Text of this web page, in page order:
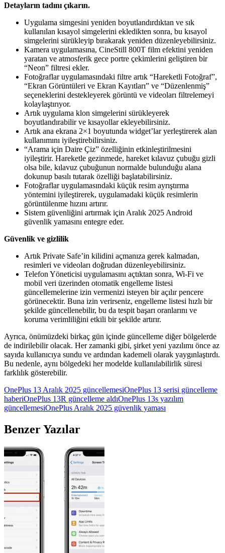
Detayların tadını çıkarın.
Uygulama simgesini yeniden boyutlandırdıktan ve sık
kullanılan kısayol simgelerini ekledikten sonra, bu kısayol
simgelerini sürükleyip bırakarak yeniden düzenleyebilirsiniz.
Kamera uygulamasına, CineStill 800T film efektini yeniden
yaratan ve atmosferik gece portre çekimlerini geliştiren bir
“Neon” filtresi ekler.
Fotoğraflar uygulamasındaki filtre artık “Hareketli Fotoğraf”,
“Ekran Görüntüleri ve Ekran Kayıtları” ve “Düzenlenmiş”
seçeneklerini destekleyerek görüntü ve videoları filtrelemeyi
kolaylaştırıyor.
Artık uygulama klon simgelerini sürükleyerek
boyutlandırabilir ve kısayollar ekleyebilirsiniz.
Artık ana ekrana 2×1 boyutunda widget’lar yerleştirerek alan
kullanımını iyileştirebilirsiniz.
“Arama için Daire Çiz” özelliğinin etkinleştirilmesini
iyileştirir. Hareketle gezinmede, hareket kılavuz çubuğu gizli
olsa bile, kılavuz çubuğunun normalde bulunduğu alana
dokunup basılı tutarak özelliği başlatabilirsiniz.
Fotoğraflar uygulamasındaki küçük resim ayrıştırma
yöntemini iyileştirerek, uygulamadaki küçük resimlerin
görüntülenme hızını artırır.
Sistem güvenliğini artırmak için Aralık 2025 Android
güvenlik yamasını entegre eder.
Güvenlik ve gizlilik
Artık Private Safe’in kilidini açmanıza gerek kalmadan,
resimleri ve videoları doğrudan düzenleyebilirsiniz.
Telefon Yöneticisi uygulamasını açtıktan sonra, Wi-Fi ve
mobil veri üzerinden otomatik engelleme listesi
güncellemelerine izin vermenizi isteyen bir açılır pencere
görünecektir. Buna izin verirseniz, engelleme listesi hızlı bir
şekilde güncellenebilir, bu da tespit başarı oranlarını ve
koruma verimliliğini etkili bir şekilde artırır.
Ayrıca, önümüzdeki birkaç gün içinde güncelleme diğer bölgelerde
de indirilebilir olacak. Her zamanki gibi, şirket yeni yazılımı önce az
sayıda kullanıcıya sundu ve ardından kademeli olarak yaygınlaştırdı.
Bu nedenle, aynı bölgedeki her modelde kullanılabilirlik süresi
farklılık gösterebilir.
OnePlus 13 Aralık 2025 güncellemesiOnePlus 13 serisi güncelleme
haberiOnePlus 13R güncelleme aldıOnePlus 13s yazılım
güncellemesiOnePlus Aralık 2025 güvenlik yaması
Benzer Yazılar